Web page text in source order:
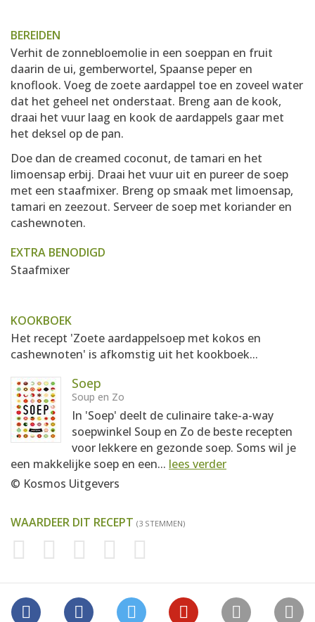
BEREIDEN
Verhit de zonnebloemolie in een soeppan en fruit
daarin de ui, gemberwortel, Spaanse peper en
knoflook. Voeg de zoete aardappel toe en zoveel water
dat het geheel net onderstaat. Breng aan de kook,
draai het vuur laag en kook de aardappels gaar met
het deksel op de pan.
Doe dan de creamed coconut, de tamari en het
limoensap erbij. Draai het vuur uit en pureer de soep
met een staafmixer. Breng op smaak met limoensap,
tamari en zeezout. Serveer de soep met koriander en
cashewnoten.
EXTRA BENODIGD
Staafmixer
KOOKBOEK
Het recept 'Zoete aardappelsoep met kokos en
cashewnoten' is afkomstig uit het kookboek...
Soep
Soup en Zo
In 'Soep' deelt de culinaire take-a-way
soepwinkel Soup en Zo de beste recepten
voor lekkere en gezonde soep. Soms wil je
een makkelijke soep en een... lees verder
© Kosmos Uitgevers
WAARDEER DIT RECEPT (3 STEMMEN)